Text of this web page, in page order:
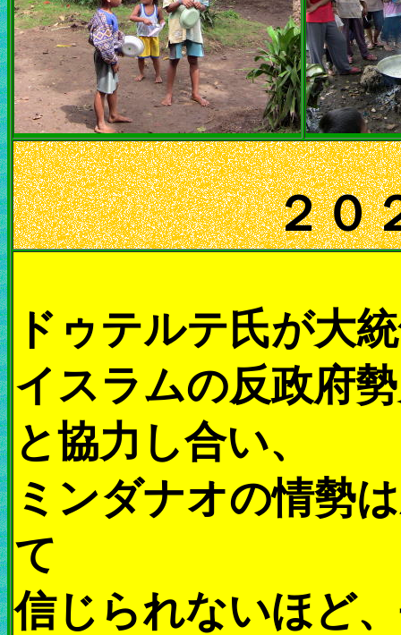
２０
ドゥテルテ氏が大
イスラムの反政府
と協力し合い、
ミンダナオの情勢
て
信じられないほど